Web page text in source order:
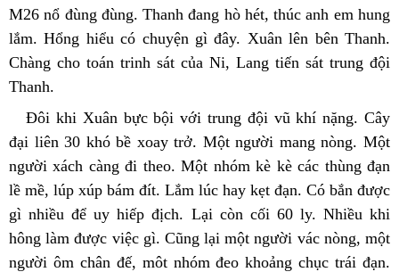
M26 nổ đùng đùng. Thanh đang hò hét, thúc anh em hung
lắm. Hổng hiểu có chuyện gì đây. Xuân lên bên Thanh.
Chàng cho toán trinh sát của Ni, Lang tiến sát trung đội
Thanh.
Đôi khi Xuân bực bội với trung đội vũ khí nặng. Cây
đại liên 30 khó bề xoay trở. Một người mang nòng. Một
người xách càng đi theo. Một nhóm kè kè các thùng đạn
lề mề, lúp xúp bám đít. Lắm lúc hay kẹt đạn. Có bắn được
gì nhiều để uy hiếp địch. Lại còn cối 60 ly. Nhiều khi
hông làm được việc gì. Cũng lại một người vác nòng, một
người ôm chân đế, môt nhóm đeo khoảng chục trái đạn.